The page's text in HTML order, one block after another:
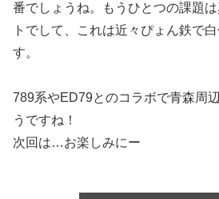
番でしょうね。もうひとつの課題
トでして、これは近々ぴょん鉄で
す。
789系やED79とのコラボで青森周
うですね！
次回は…お楽しみにー